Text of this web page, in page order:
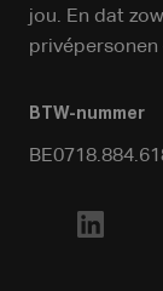
jou. En dat
privépersonen
BTW-nummer